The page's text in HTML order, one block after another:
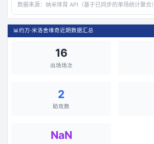
数据来源： 纳米体育 API（基于已同步的单场统计聚合）
📊约万·米洛舍维奇近期数据汇总
16
出场场次
2
助攻数
NaN